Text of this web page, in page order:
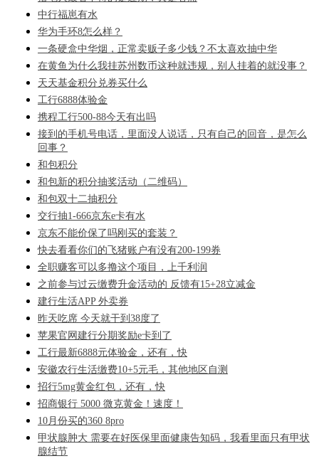
中行福崽有水
华为手环8怎么样？
一条硬盒中华烟，正常卖贩子多少钱？不太喜欢抽中华
在黄鱼为什么我挂苏州数币这种就违规，别人挂着的就没事？
天天基金积分兑券买什么
工行6888体验金
携程工行500-88今天有出吗
接到的手机号电话，里面没人说话，只有自己的回音，是怎么
回事？
和包积分
和包新的积分抽奖活动（二维码）
和包双十二抽积分
交行抽1-666京东e卡有水
京东不能价保了吗刚买的套装？
快去看看你们的飞猪账户有没有200-199券
全职赚客可以多撸这个项目，上千利润
之前参与过云缴费升金活动的 反馈有15+28立减金
建行生活APP 外卖券
昨天吃席 今天就干到38度了
苹果官网建行分期奖励e卡到了
工行最新6888元体验金，还有，快
安徽农行生活缴费10+5元毛，其他地区自测
招行5mg黄金红包，还有，快
招商银行 5000 微克黄金！速度！
10月份买的360 8pro
甲状腺肿大 需要在好医保里面健康告知码，我看里面只有甲状
腺结节